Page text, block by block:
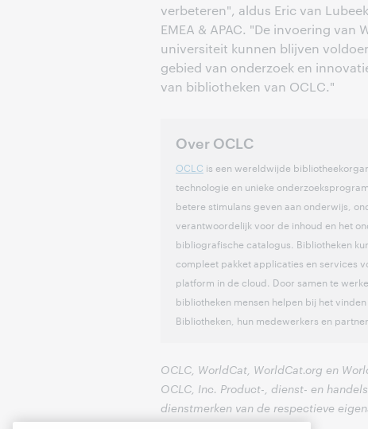
verbeteren", aldus Eric van
EMEA & APAC. "De invoering
universiteit kunnen blijven
gebied van onderzoek en
van bibliotheken van OCLC."
Over OCLC
OCLC is een wereldwijde
technologie en unieke
betere stimulans geven aan onderwijs,
verantwoordelijk voor de inhoud en het
bibliografische catalogus. Bibliotheken
compleet pakket applicaties en services
platform in de cloud. Door samen te
bibliotheken mensen helpen bij het
Bibliotheken, hun medewerkers en
OCLC, WorldCat, WorldCat.org en
OCLC, Inc. Product-, dienst- en
dienstmerken van de respectieve